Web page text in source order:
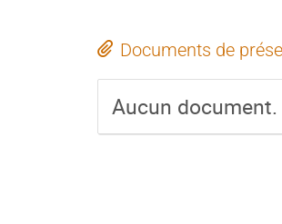
Documents de
Aucun document.